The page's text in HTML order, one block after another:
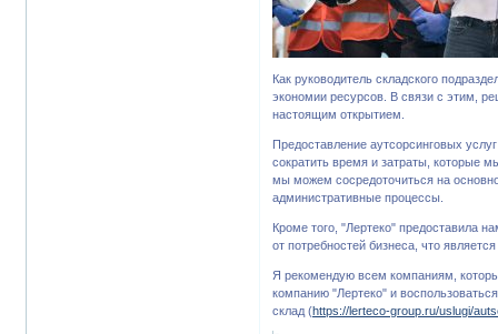
Как руководитель складского
экономии ресурсов. В связи с этим,
настоящим открытием.
Предоставление аутсорсинговых
сократить время и затраты, которые
мы можем сосредоточиться на
административные процессы.
Кроме того, "Лертеко" предоставила
от потребностей бизнеса, что
Я рекомендую всем компаниям,
компанию "Лертеко" и
склад (https://lerteco-group.ru/uslugi/